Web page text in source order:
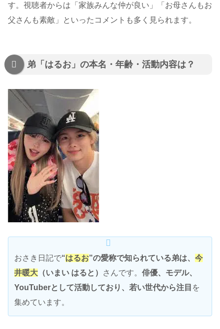
す。視聴者からは「家族みんな仲が良い」「お母さんもお
父さんも素敵」といったコメントも多く見られます。
弟「はるお」の本名・年齢・活動内容は？
おさき日記で“はるお”の愛称で知られている弟は、 今
井暖大 （いまい はると） さんです。 俳優、モデル、
YouTuberとして活動しており、若い世代から注目 を
集めています。